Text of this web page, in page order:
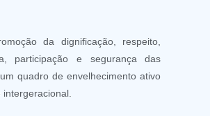
da dignificação, respeito,
participação e segurança das
quadro de envelhecimento ativo